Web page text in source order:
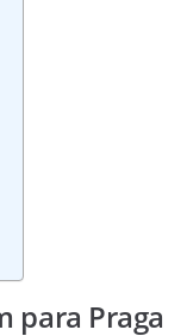
para Praga